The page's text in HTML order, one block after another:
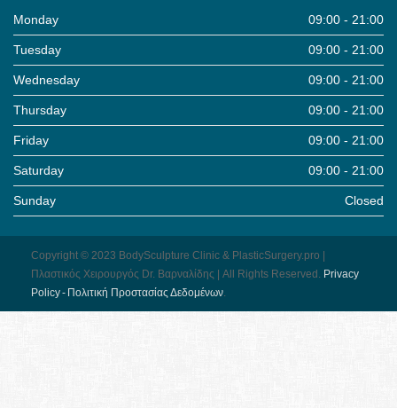
Monday 09:00 - 21:00
Tuesday 09:00 - 21:00
Wednesday 09:00 - 21:00
Thursday 09:00 - 21:00
Friday 09:00 - 21:00
Saturday 09:00 - 21:00
Sunday Closed
Copyright © 2023 BodySculpture Clinic & PlasticSurgery.pro |
Πλαστικός Χειρουργός Dr. Βαρναλίδης | All Rights Reserved. Pri­vacy
Pol­icy - Πολιτική Προστασίας Δεδομένων